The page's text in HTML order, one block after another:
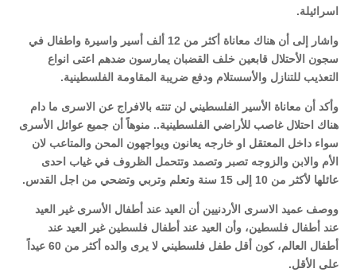
اسرائيلة.
واشار إلى أن هناك معاناة أكثر من 12 ألف أسير واسيرة واطفال في
سجون الأحتلال قابعين خلف القضبان يمارسون ضدهم اعتى انواع
التعذيب للتنازل والأسستلام ودفع ضريبة المقاومة الفلسطينية.
وأكد أن معاناة الأسير الفلسطيني لن تنته بالافراج عن الاسرى ما دام
هناك احتلال غاصب للأراضي الفلسطينية.. منوهاً أن جميع عوائل الأسرى
سواء داخل المعتقل او خارجه يعانون ويواجهون المحن والمتاعب لان
الأم والابن والزوجه تصبر وتصمد وتتحمل الظروف في غياب احدى
عائلها لأكثر من 10 إلى 15 سنة وتعلم وتربي وتضحي من اجل القدس.
ووصف عميد الاسرى الأردنيين أن العيد عند أطفال الأسرى غير العيد
عند أطفال فلسطين، وأن العيد عند أطفال فلسطين غير العيد عند
أطفال العالم، كون أقل طفل فلسطيني لا يرى والده أكثر من 60 عيداً
على الأقل.